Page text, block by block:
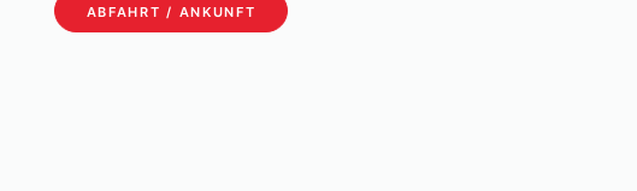
ABFAHRT / ANKUNFT